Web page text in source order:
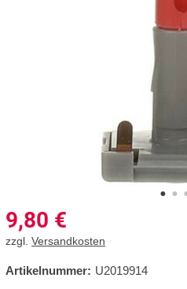
9,80 €
zzgl. Versandkosten
Artikelnummer: U2019914